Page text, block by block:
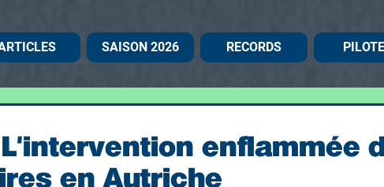
SAISON 2026 RECORDS
L'intervention enflammée
en Autriche